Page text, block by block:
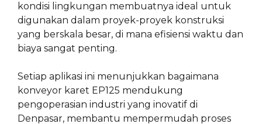
kondisi lingkungan membuatnya ideal untuk
digunakan dalam proyek-proyek konstruksi
yang berskala besar, di mana efisiensi waktu dan
biaya sangat penting.
Setiap aplikasi ini menunjukkan bagaimana
konveyor karet EP125 mendukung
pengoperasian industri yang inovatif di
Denpasar, membantu mempermudah proses